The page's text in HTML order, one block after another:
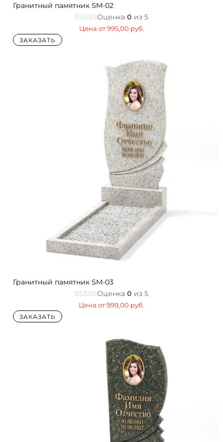
Гранитный памятник SM-02
Оценка 0 из 5
Цена от995,00 руб.
ЗАКАЗАТЬ
Гранитный памятник SM-03
Оценка 0 из 5
Цена от999,00 руб.
ЗАКАЗАТЬ